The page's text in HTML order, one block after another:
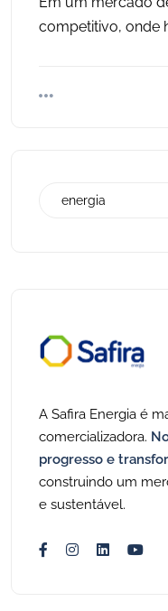
competitivo, onde
A Safira Energia é
comercializadora.
progresso e
construindo um
e sustentável.